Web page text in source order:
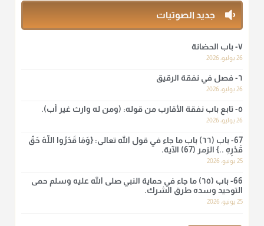
منذ 3 شهر
لا أعلم لدعاء ختم القرآن في الصلاة أصلاً صحيحاً يعتمد عليه من سنة
الرسول صلى الله عليه وسلّم، ولا من عمل الصحابة رضي الله
منذ 3 شهر
أ.د. صالح الشمراني
نرى اليوم بأبصارنا بعض ما رأى العلماء ببصائرهم: "والرافضة ليس
لهم سعي إلا في هدم الإسلام و نقض عراه...فأيامهم في الإسلام
كلها سود" ابن تيمية.
جديد الصوتيات
٧- باب الحضانة
26 يوليو، 2026
٦- فصل في نفقة الرقيق
26 يوليو، 2026
٥- تابع باب نفقة الأقارب من قوله: (ومن له وارث غير أب).
26 يوليو، 2026
67- باب (٦٦) باب ما جاء في قول الله تعالى: {وَمَا قَدَرُوا اللَّهَ حَقَّ
قَدْرِهِ ..} الزمر (67) الآية.
25 يونيو، 2026
66- باب (٦٥) ما جاء في حماية النبي صلى الله عليه وسلم حمى
التوحيد وسده طرق الشرك.
25 يونيو، 2026